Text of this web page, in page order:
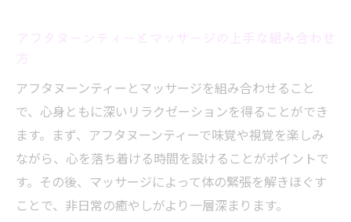
アフタヌーンティーとマッサージを組み合わせること
で、心身ともに深いリラクゼーションを得ることができ
ます。まず、アフタヌーンティーで味覚や視覚を楽しみ
ながら、心を落ち着ける時間を設けることがポイントで
す。その後、マッサージによって体の緊張を解きほぐす
ことで、非日常の癒やしがより一層深まります。